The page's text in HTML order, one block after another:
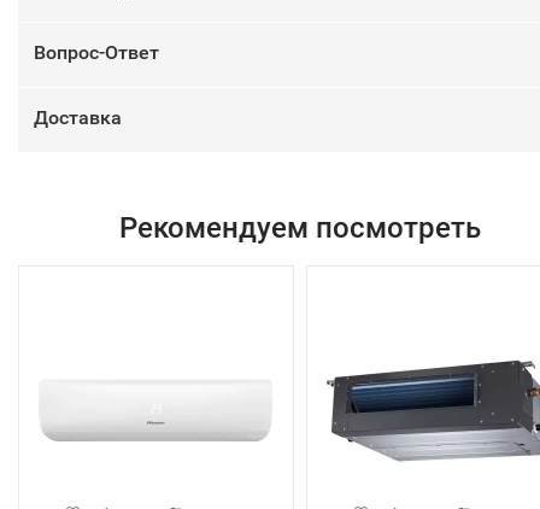
Вопрос-Ответ
Доставка
Рекомендуем посмотреть